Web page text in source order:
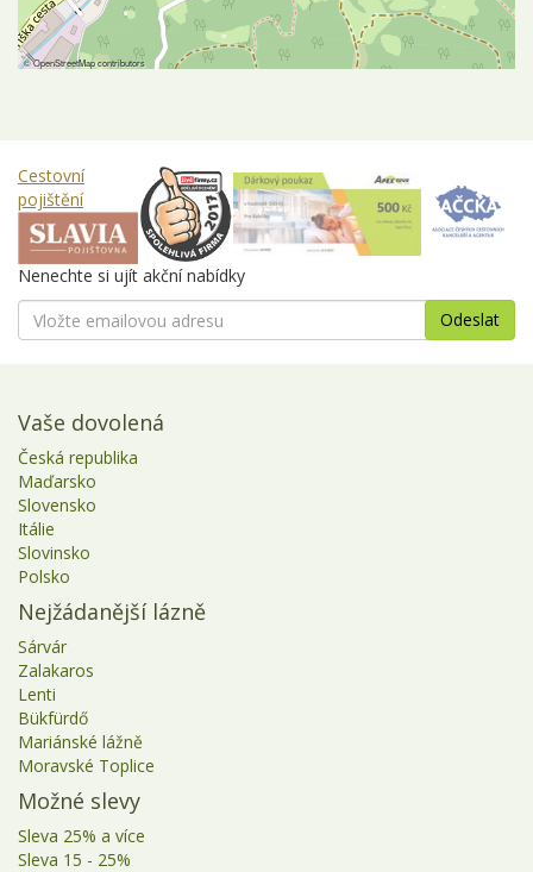
©OpenStreetMapcontributors
Cestovní
pojištění
Nenechte si ujít akční nabídky
Vaše dovolená
Česká republika
Maďarsko
Slovensko
Itálie
Slovinsko
Polsko
Nejžádanější lázně
Sárvár
Zalakaros
Lenti
Bükfürdő
Mariánské lážně
Moravské Toplice
Možné slevy
Sleva 25% a více
Sleva 15 - 25%